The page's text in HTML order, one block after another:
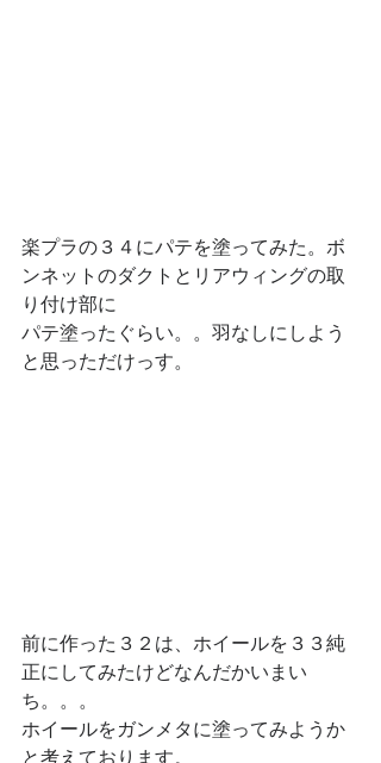
楽プラの３４にパテを塗ってみた。ボ
ンネットのダクトとリアウィングの取
り付け部に
パテ塗ったぐらい。。羽なしにしよう
と思っただけっす。
前に作った３２は、ホイールを３３純
正にしてみたけどなんだかいまい
ち。。。
ホイールをガンメタに塗ってみようか
と考えております。